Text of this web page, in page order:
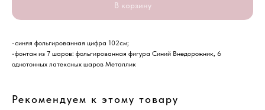
В корзину
-синяя фольгированная цифра 102см;
-фонтан из 7 шаров: фольгированная фигура Синий Внедорожник, 6
однотонных латексных шаров Металлик
Рекомендуем к этому товару